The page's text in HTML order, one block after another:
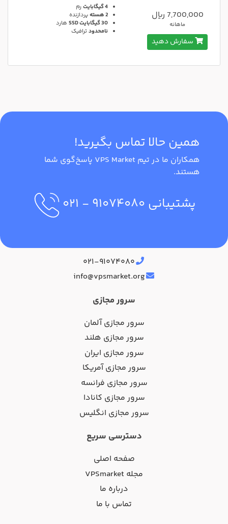
4 گیگابایت
رم
2 هسته
پردازنده
30 گیگابایت SSD
هارد
نامحدودترافیک
7,700,000 ریال
ماهانه
سفارش دهید
همین حالا تماس بگیرید!
همکاران ما در تیم VPS Market پاسخ‌گوی شما
هستند.
پشتیبانی ۹۱۰۷۴۰۸۰ - ۰۲۱
۰۲۱-۹۱۰۷۴۰۸۰
info@vpsmarket.org
سرور مجازی
سرور مجازی آلمان
سرور مجازی هلند
سرور مجازی ایران
سرور مجازی آمریکا
سرور مجازی فرانسه
سرور مجازی کانادا
سرور مجازی انگلیس
دسترسی سریع
صفحه اصلی
مجله VPSmarket
درباره ما
تماس با ما